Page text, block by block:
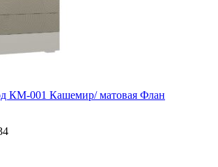
001 Кашемир/ матовая Флан